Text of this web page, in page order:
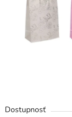
Dostupnosť